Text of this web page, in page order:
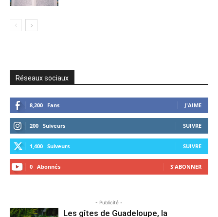
Réseaux sociaux
8,200 Fans J'AIME
200 Suiveurs SUIVRE
1,400 Suiveurs SUIVRE
0 Abonnés S'ABONNER
- Publicité -
Les gîtes de Guadeloupe, la